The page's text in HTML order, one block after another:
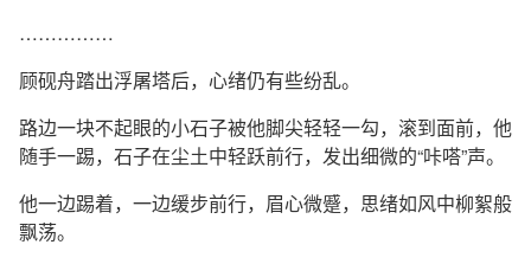
……………
顾砚舟踏出浮屠塔后，心绪仍有些纷乱。
路边一块不起眼的小石子被他脚尖轻轻一勾，滚到面前，他
随手一踢，石子在尘土中轻跃前行，发出细微的“咔嗒”声。
他一边踢着，一边缓步前行，眉心微蹙，思绪如风中柳絮般
飘荡。